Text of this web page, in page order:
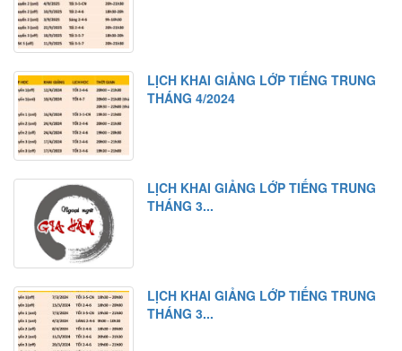
LỊCH KHAI GIẢNG LỚP TIẾNG TRUNG
THÁNG 4/2024
LỊCH KHAI GIẢNG LỚP TIẾNG TRUNG
THÁNG 3...
LỊCH KHAI GIẢNG LỚP TIẾNG TRUNG
THÁNG 3...